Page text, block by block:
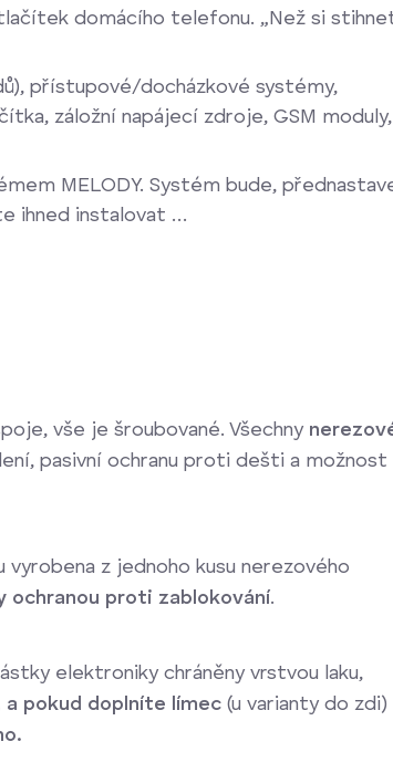
domácího telefonu. „Než si
přístupové/docházkové systémy,
záložní napájecí zdroje, GSM moduly,
MELODY. Systém bude,
ihned instalovat …
vše je šroubované. Všechny
pasivní ochranu proti dešti a možnost
z jednoho kusu nerezového
ochranou proti zablokování.
elektroniky chráněny vrstvou laku,
pokud doplníte límec (u varianty do zdi)